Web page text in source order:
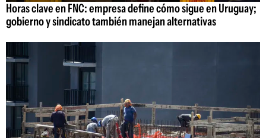
Horas clave en FNC: empresa define cómo sigue en Uruguay;
gobierno y sindicato también manejan alternativas